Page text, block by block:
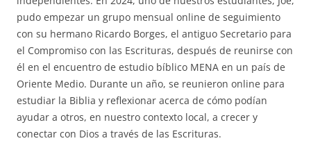
pudo empezar un grupo mensual online de seguimiento
con su hermano Ricardo Borges, el antiguo Secretario para
el Compromiso con las Escrituras, después de reunirse con
él en el encuentro de estudio bíblico MENA en un país de
Oriente Medio. Durante un año, se reunieron online para
estudiar la Biblia y reflexionar acerca de cómo podían
ayudar a otros, en nuestro contexto local, a crecer y
conectar con Dios a través de las Escrituras.